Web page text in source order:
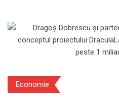
Economie